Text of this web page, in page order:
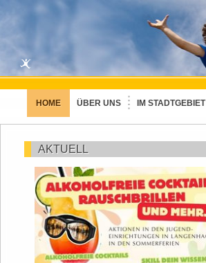
HOME ÜBER UNS IM STADTGEBIET
AKTUELL